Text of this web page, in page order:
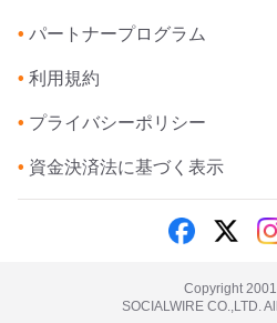
• パートナープログラム
• 利用規約
• プライバシーポリシー
• 資金決済法に基づく表示
Copyright
SOCIALWIRE CO.,LTD.